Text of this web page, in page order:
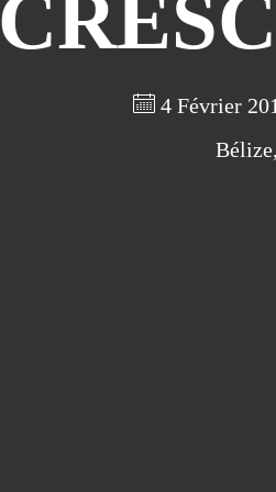
4 Février
Bélize,